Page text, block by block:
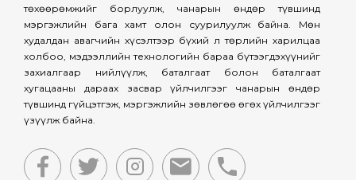
төхөөрөмжийг борлуулж, чанарын өндөр түвшинд
мэргэжлийн бага хамт олон суурилуулж байна. Мөн
худалдан авагчийн хүсэлтээр бүхий л төрлийн харилцаа
холбоо, мэдээллийн технологийн бараа бүтээгдэхүүнийг
захиалгаар нийлүүлж, баталгаат болон баталгаат
хугацааны дараах засвар үйлчилгээг чанарын өндөр
түвшинд гүйцэтгэж, мэргэжлийн зөвлөгөө өгөх үйлчилгээг
үзүүлж байна.